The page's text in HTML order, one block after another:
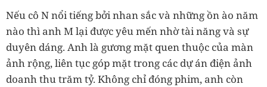
Nếu cô N nổi tiếng bởi nhan sắc và những ồn ào năm
nào thì anh M lại được yêu mến nhờ tài năng và sự
duyên dáng. Anh là gương mặt quen thuộc của màn
ảnh rộng, liên tục góp mặt trong các dự án điện ảnh
doanh thu trăm tỷ. Không chỉ đóng phim, anh còn